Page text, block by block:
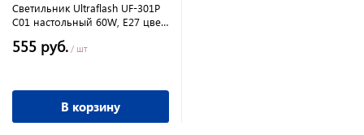
Светильник Ultraflash UF-301P
C01 настольный 60W, E27 цвет
555 руб. / шт
В корзину